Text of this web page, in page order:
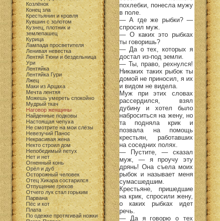
Козлёнок
Конец зла
Крестьянин и кровля
Кувшин с золотом
Кузнец, плотник и
землепашец
Курица
Лампада просветителя
Ленивая невестка
Лентяй Тюни и бездельница
Ури
Лентяйка
Лентяйка Гури
Лжец
Маки из Арцаха
Мечта лентяя
Можешь умереть спокойно
Мудрый ткач
Наговор женщины
Найденные подковы
Настоящая чепуха
Не смотрите на мои слёзы
Невезучий Панос
Некрасивая жена
Некто строил дом
Непобедимый петух
Нет и нет
Огненный конь
Орёл и дуб
Осторожный человек
Отец Хикара состарился
Отпущение грехов
Отчего лук стал горьким
Парвана
Пёс и кот
Плата
По одежке протягивай ножки
похлебки, понесла мужу
в поле.
— А где же рыбки? —
спросил муж.
— О каких это рыбках
ты говоришь?
— Да о тех, которых я
достал из-под земли.
— Ты, право, рехнулся!
Никаких таких рыбок ты
домой не приносил, я их
и видом не видела.
Муж при этих словах
рассердился, взял
дубину и хотел было
наброситься на жену, но
та подняла крик и
позвала на помощь
крестьян, работавших
на соседних полях.
— Пустите, — сказал
муж, — я проучу эту
дрянь! Она съела моих
рыбок и называет меня
сумасшедшим.
Крестьяне, пришедшие
на крик, спросили жену,
о каких рыбках идет
речь.
— Да я говорю о тех